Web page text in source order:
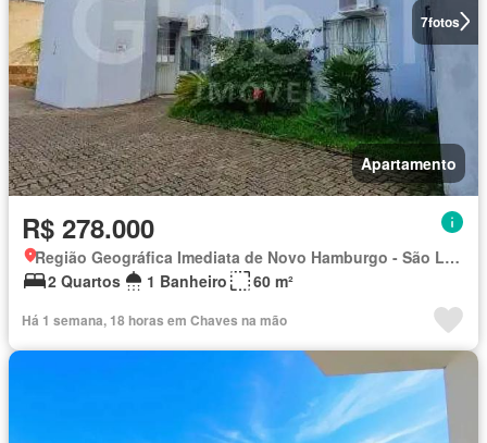
7fotos
Apartamento
R$ 278.000
Região Geográfica Imediata de Novo Hamburgo - São Leopoldo, Região Metropolitana de Porto Alegre
2 Quartos
1 Banheiro 60 m²
Há 1 semana, 18 horas em Chaves na mão